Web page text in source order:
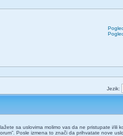
Jezik:
sa uslovima molimo vas da ne pristupate i/ili
Posle izmena to znači da prihvatate nove